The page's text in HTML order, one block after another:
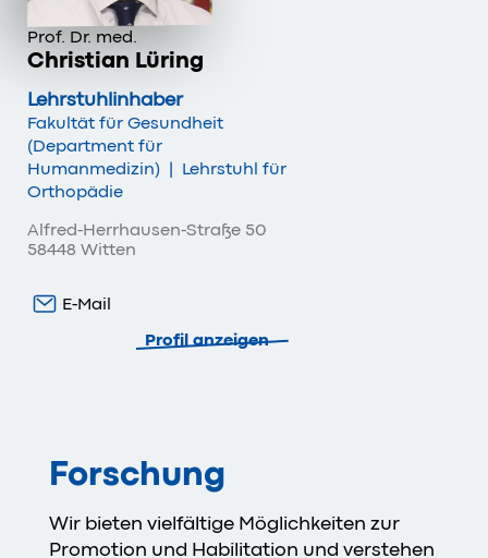
Prof. Dr. med.
Christian Lüring
Lehrstuhlinhaber
Fakultät für Gesundheit
(Department für
Humanmedizin) | Lehrstuhl für
Orthopädie
Alfred-Herrhausen-Straße 50
58448 Witten
E-Mail
Profil anzeigen
Forschung
Wir bieten vielfältige Möglichkeiten zur
Promotion und Habilitation und verstehen